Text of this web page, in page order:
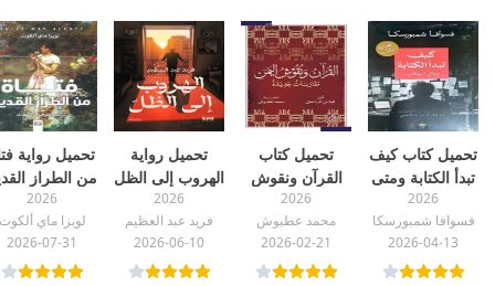
تحميل كتاب كيف
تبدأ الكتابة ومتى
تتوقف pdf
2026
فسوافا شمبورسكا
2026-04-13
تحميل كتاب
القرآن ونقوش
اليمن pdf
2026
محمد عطبوش
2026-02-21
تحميل رواية
الهروب إلى الظل
pdf
2026
فريد عبد العظيم
2026-06-10
تحميل رواية
من الطراز
pdf
2026
لويزا ماي
2026-07-31